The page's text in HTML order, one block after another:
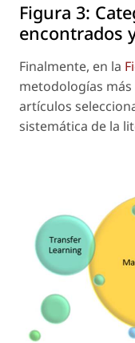
Figura 3:
encontrados
Finalmente, en la
metodologías
artículos
sistemática de la